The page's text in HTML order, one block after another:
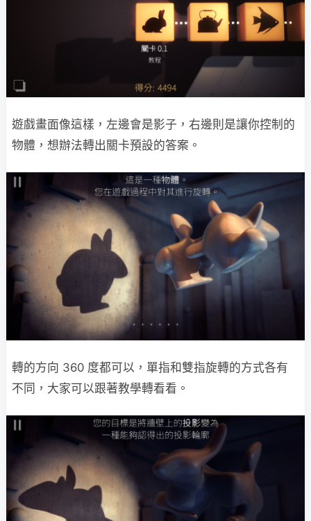
遊戲畫面像這樣，左邊會是影子，右邊則是讓你控制的
物體，想辦法轉出關卡預設的答案。
轉的方向 360 度都可以，單指和雙指旋轉的方式各有
不同，大家可以跟著教學轉看看。